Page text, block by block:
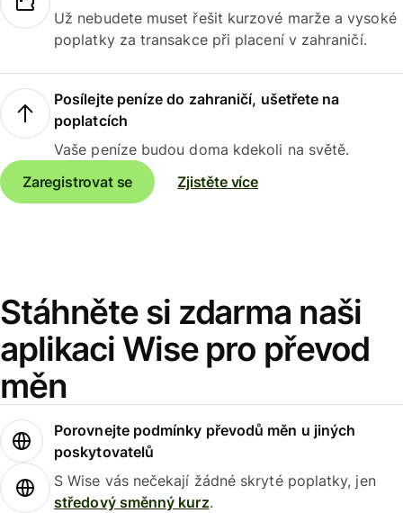
Už nebudete muset řešit kurzové marže a vysoké
poplatky za transakce při placení v zahraničí.
Posílejte peníze do zahraničí, ušetřete na
poplatcích
Vaše peníze budou doma kdekoli na světě.
Zaregistrovat se
Zjistěte více
Stáhněte si zdarma naši
aplikaci Wise pro převod
měn
Porovnejte podmínky převodů měn u jiných
poskytovatelů
S Wise vás nečekají žádné skryté poplatky, jen
středový směnný kurz.